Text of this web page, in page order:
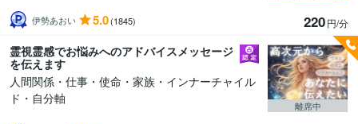
伊勢あおい 5.0(1845) 220円/分
霊視霊感でお悩みへのアドバイスメッセージ
を伝えます
人間関係・仕事・使命・家族・インナーチャイル
ド・自分軸
離席中